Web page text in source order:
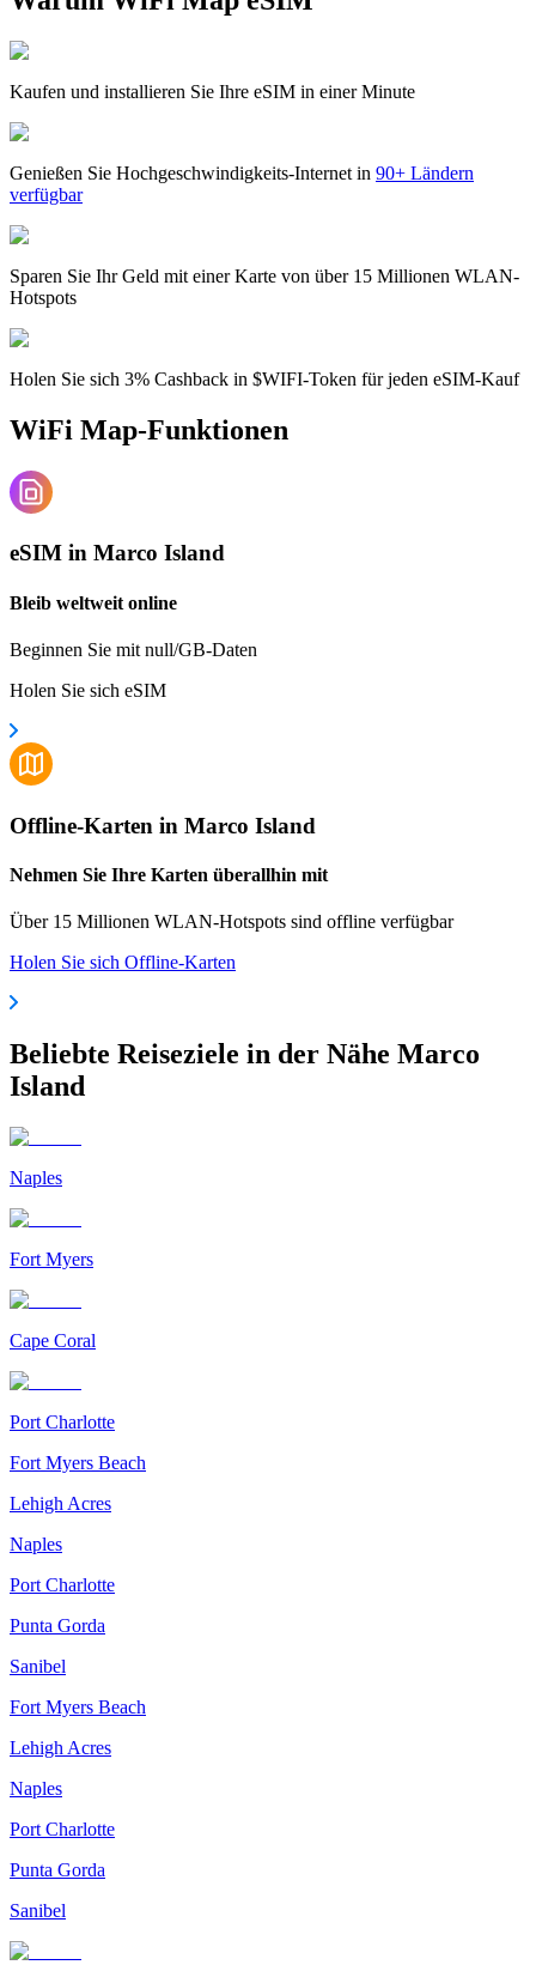
Kaufen und installieren Sie Ihre eSIM in einer Minute
Genießen Sie Hochgeschwindigkeits-Internet in 90+ Ländern
verfügbar
Sparen Sie Ihr Geld mit einer Karte von über 15 Millionen WLAN-
Hotspots
Holen Sie sich 3% Cashback in $WIFI-Token für jeden eSIM-Kauf
WiFi Map-Funktionen
eSIM in Marco Island
Bleib weltweit online
Beginnen Sie mit null/GB-Daten
Holen Sie sich eSIM
Offline-Karten in Marco Island
Nehmen Sie Ihre Karten überallhin mit
Über 15 Millionen WLAN-Hotspots sind offline verfügbar
Holen Sie sich Offline-Karten
Beliebte Reiseziele in der Nähe Marco
Island
Naples
Fort Myers
Cape Coral
Port Charlotte
Fort Myers Beach
Lehigh Acres
Naples
Port Charlotte
Punta Gorda
Sanibel
Fort Myers Beach
Lehigh Acres
Naples
Port Charlotte
Punta Gorda
Sanibel